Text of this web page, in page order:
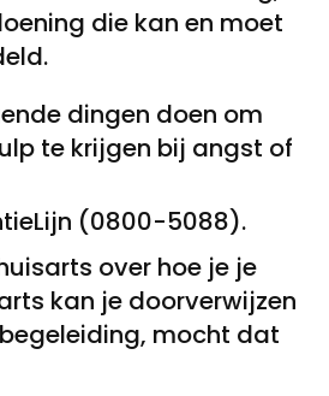
die kan en moet
dingen doen om
te krijgen bij angst of
(0800-5088).
over hoe je je
kan je doorverwijzen
mocht dat